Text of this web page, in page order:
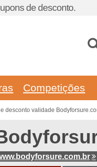
de desconto.
Competições
desconto validade